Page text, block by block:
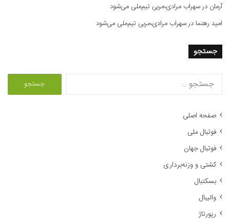
آرمان درسهراب مرادی،مربی تیم‌ملی می‌شود
امید رهنما درسهراب مرادی،مربی تیم‌ملی می‌شود
جستجو
صفحه اصلی
فوتبال ملی
فوتبال جهان
کشتی و وزنه‌برداری
بسکتبال
والیبال
رپورتاژ